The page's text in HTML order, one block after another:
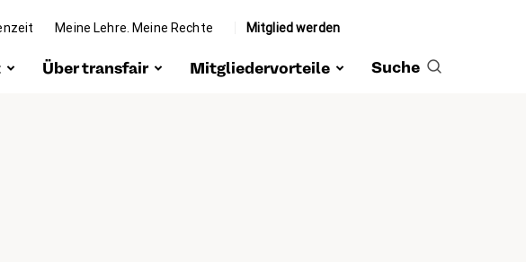
Meine Lehre. Meine Rechte Mitglied werden
Über transfair Mitgliedervorteile Suche